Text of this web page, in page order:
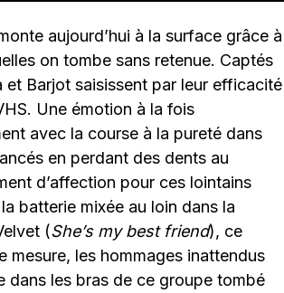
aujourd’hui à la surface grâce à
on tombe sans retenue. Captés
Barjot saisissent par leur efficacité
Une émotion à la fois
avec la course à la pureté dans
en perdant des dents au
d’affection pour ces lointains
batterie mixée au loin dans la
(She’s my best friend), ce
mesure, les hommages inattendus
dans les bras de ce groupe tombé